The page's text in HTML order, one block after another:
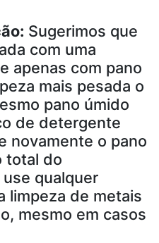
Sugerimos que
com uma
apenas com pano
mais pesada o
pano úmido
de detergente
novamente o pano
total do
qualquer
limpeza de metais
mesmo em casos